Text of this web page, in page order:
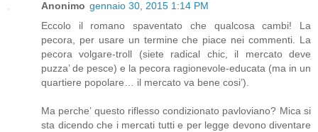
Anonimo gennaio 30, 2015 1:14 PM
Eccolo il romano spaventato che qualcosa cambi! La
pecora, per usare un termine che piace nei commenti. La
pecora volgare-troll (siete radical chic, il mercato deve
puzza’ de pesce) e la pecora ragionevole-educata (ma in un
quartiere popolare… il mercato va bene cosi’).
Ma perche’ questo riflesso condizionato pavloviano? Mica si
sta dicendo che i mercati tutti e per legge devono diventare